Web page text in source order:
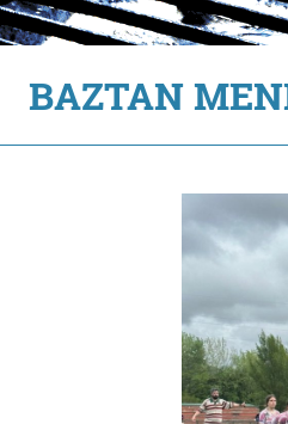
BAZTAN